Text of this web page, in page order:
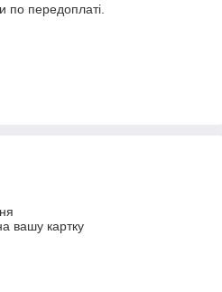
по передоплаті.
вашу картку